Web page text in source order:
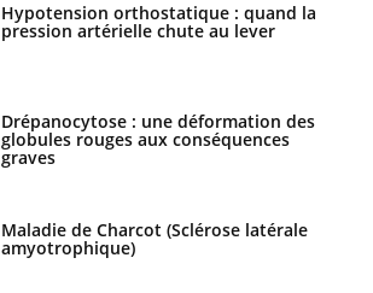
Hypotension orthostatique : quand la
pression artérielle chute au lever
Drépanocytose : une déformation des
globules rouges aux conséquences
graves
Maladie de Charcot (Sclérose latérale
amyotrophique)